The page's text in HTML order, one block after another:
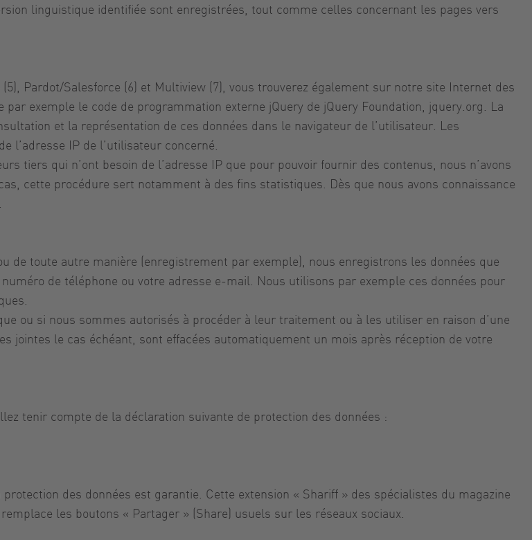
linguistique identifiée sont enregistrées, tout comme celles concernant les pages vers
Pardot/Salesforce (6) et Multiview (7), vous trouverez également sur notre site Internet des
exemple le code de programmation externe jQuery de jQuery Foundation, jquery.org. La
et la représentation de ces données dans le navigateur de l’utilisateur. Les
l’adresse IP de l’utilisateur concerné.
tiers qui n’ont besoin de l’adresse IP que pour pouvoir fournir des contenus, nous n’avons
cette procédure sert notamment à des fins statistiques. Dès que nous avons connaissance
de toute autre manière (enregistrement par exemple), nous enregistrons les données que
de téléphone ou votre adresse e-mail. Nous utilisons par exemple ces données pour
ou si nous sommes autorisés à procéder à leur traitement ou à les utiliser en raison d’une
jointes le cas échéant, sont effacées automatiquement un mois après réception de votre
tenir compte de la déclaration suivante de protection des données :
des données est garantie. Cette extension « Shariff » des spécialistes du magazine
les boutons « Partager » (Share) usuels sur les réseaux sociaux.